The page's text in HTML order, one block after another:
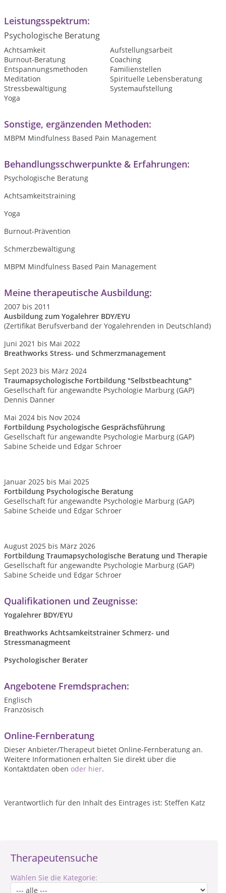
Therapeutensuche
Wählen Sie die Kategorie:
Leistungsspektrum:
Psychologische Beratung
Achtsamkeit
Aufstellungsarbeit
Burnout-Beratung
Coaching
Entspannungsmethoden
Familienstellen
Meditation
Spirituelle Lebensberatung
Stressbewältigung
Systemaufstellung
Yoga
Sonstige, ergänzenden Methoden:
MBPM Mindfulness Based Pain Management
Behandlungsschwerpunkte & Erfahrungen:
Psychologische Beratung
Achtsamkeitstraining
Yoga
Burnout-Prävention
Schmerzbewältigung
MBPM Mindfulness Based Pain Management
Meine therapeutische Ausbildung:
2007 bis 2011
Ausbildung zum Yogalehrer BDY/EYU
(Zertifikat Berufsverband der Yogalehrenden in Deutschland)
Juni 2021 bis Mai 2022
Breathworks Stress- und Schmerzmanagement
Sept 2023 bis März 2024
Traumapsychologische Fortbildung "Selbstbeachtung"
Gesellschaft für angewandte Psychologie Marburg (GAP)
Dennis Danner
Mai 2024 bis Nov 2024
Fortbildung Psychologische Gesprächsführung
Gesellschaft für angewandte Psychologie Marburg (GAP)
Sabine Scheide und Edgar Schroer
Januar 2025 bis Mai 2025
Fortbildung Psychologische Beratung
Gesellschaft für angewandte Psychologie Marburg (GAP)
Sabine Scheide und Edgar Schroer
August 2025 bis März 2026
Fortbildung Traumapsychologische Beratung und Therapie
Gesellschaft für angewandte Psychologie Marburg (GAP)
Sabine Scheide und Edgar Schroer
Qualifikationen und Zeugnisse:
Yogalehrer BDY/EYU
Breathworks Achtsamkeitstrainer Schmerz- und
Stressmanagmeent
Psychologischer Berater
Angebotene Fremdsprachen:
Englisch
Französisch
Online-Fernberatung
Dieser Anbieter/Therapeut bietet Online-Fernberatung an.
Weitere Informationen erhalten Sie direkt über die
Kontaktdaten oben oder hier.
Verantwortlich für den Inhalt des Eintrages ist: Steffen Katz